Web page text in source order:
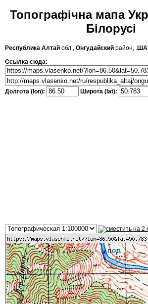
Топографічна мапа
Білорусі
Республика Алтай обл., Онгудайский район, .
Ссылка сюда:
Долгота (lon): Широта (lat):